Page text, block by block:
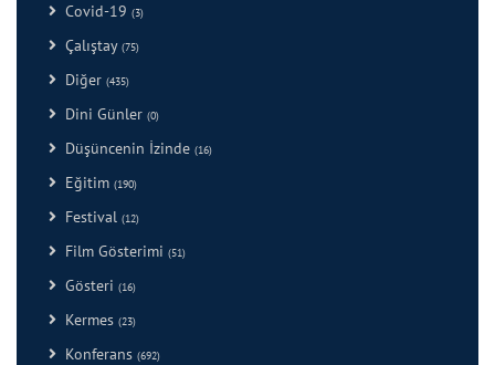
Covid-19 (3)
Çalıştay (75)
Diğer (435)
Dini Günler (0)
Düşüncenin İzinde (16)
Eğitim (190)
Festival (12)
Film Gösterimi (51)
Gösteri (16)
Kermes (23)
Konferans (692)